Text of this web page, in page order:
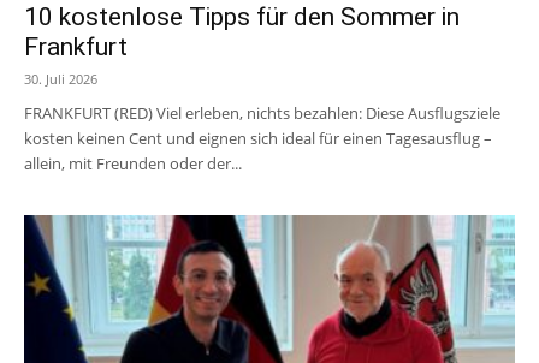
10 kostenlose Tipps für den Sommer in
Frankfurt
30. Juli 2026
FRANKFURT (RED) Viel erleben, nichts bezahlen: Diese Ausflugsziele
kosten keinen Cent und eignen sich ideal für einen Tagesausflug –
allein, mit Freunden oder der...